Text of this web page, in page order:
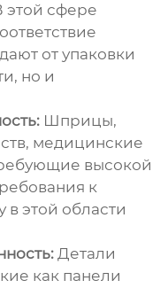
этой сфере
от упаковки
но и
Шприцы,
медицинские
высокой
к
в этой области
Детали
как панели